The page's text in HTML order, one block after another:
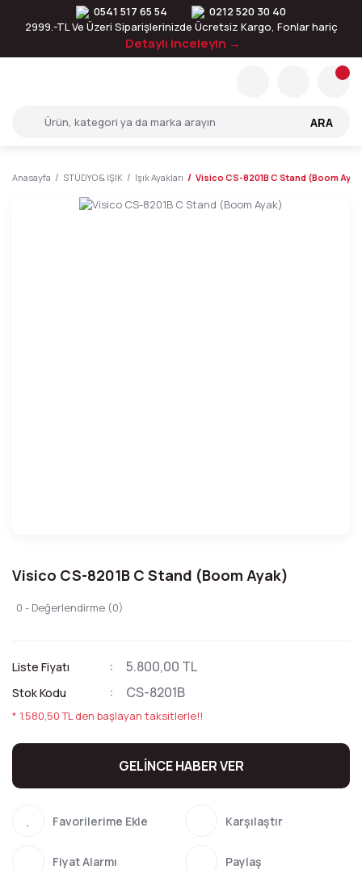
0541 517 65 54
0212 520 30 40
2999.-TL Ve Üzeri Siparişlerinizde Ücretsiz Kargo, Fonlar hariç
Detaylı inceleyin →
ARA
Anasayfa STÜDYO & IŞIK Işık Ayakları Visico CS-8201B C Stand (Boom
Visico CS-8201B C Stand (Boom Ayak)
0 - Değerlendirme (0)
Liste Fiyatı 5.800,00 TL
Stok Kodu CS-8201B
* 1.580,50 TL den başlayan taksitlerle!!
GELİNCE HABER VER
Karşılaştır
Fiyat Alarmı Paylaş